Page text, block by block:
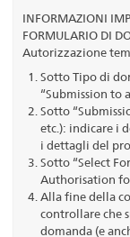
INFORMAZIONI
FORMULARIO DI
Autorizzazione
Sotto Tipo di
“Submission to
Sotto
etc.): indicare i
i dettagli del
Sotto “Select
Authorisation for
Alla fine della
controllare che
domanda (e